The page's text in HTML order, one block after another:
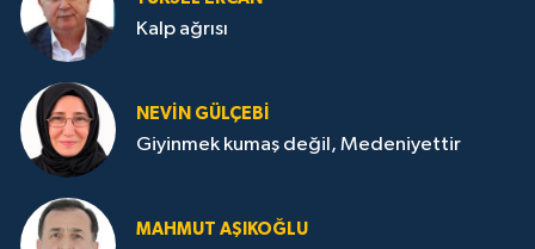
Kalp ağrısı
NEVİN GÜLÇEBİ
Giyinmek kumaş değil, Medeniyettir
MAHMUT AŞIKOĞLU